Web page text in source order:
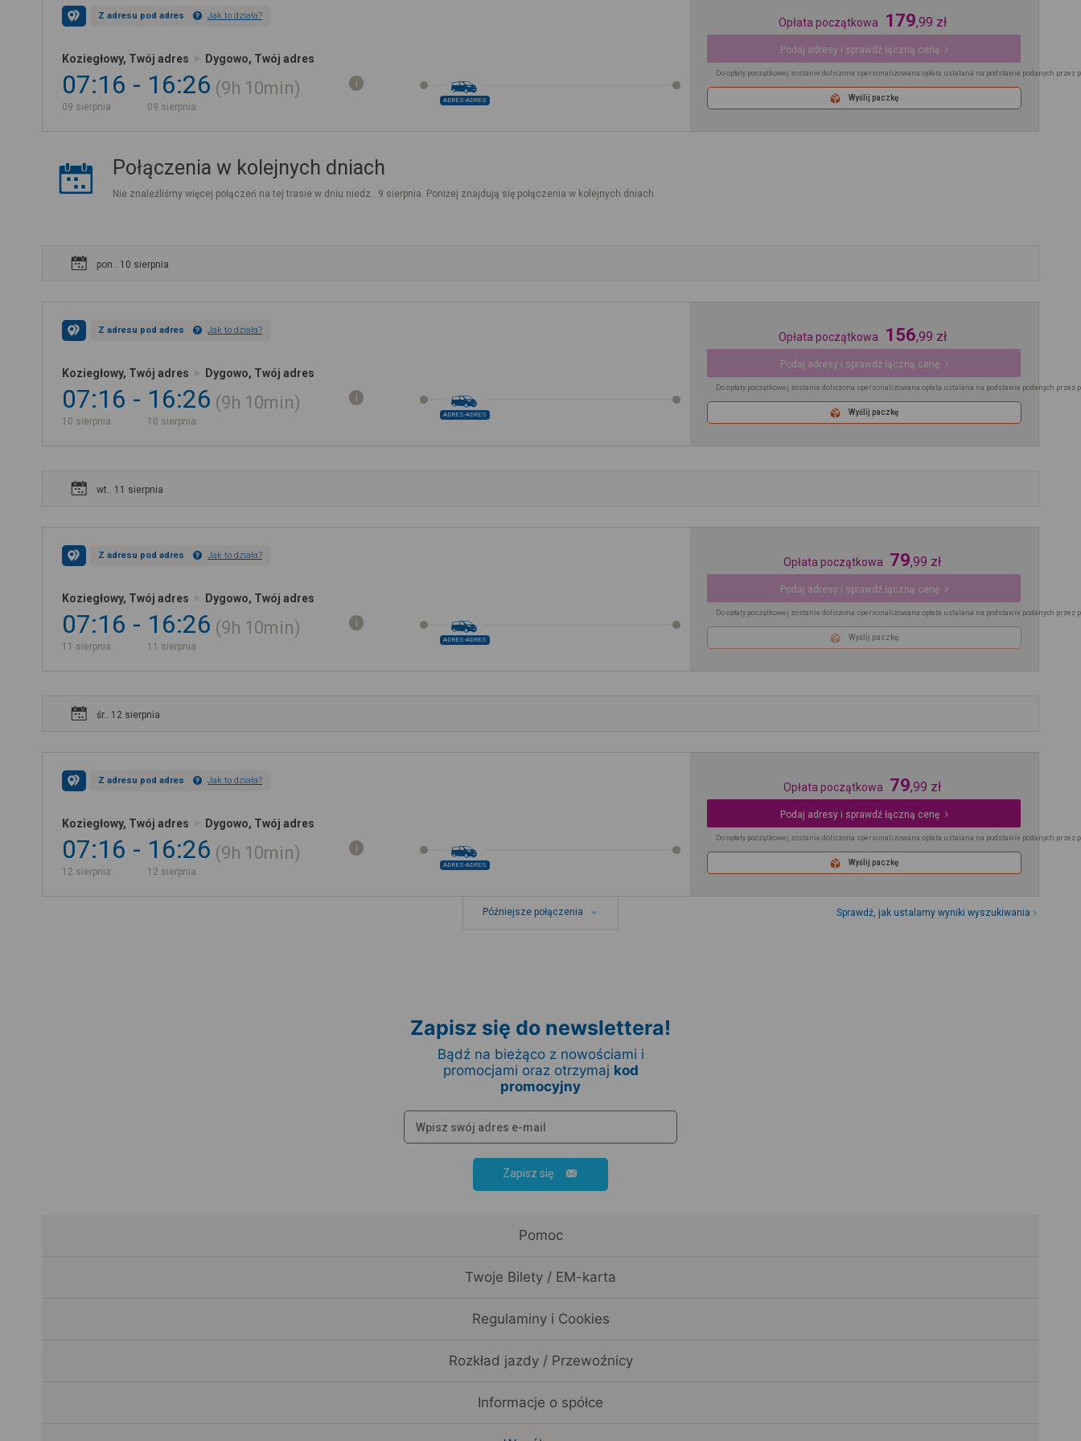
Z adresu pod adres Jak to działa?
Koziegłowy, Twój adres Dygowo, Twój adres
07:16
09 sierpnia
16:26
09 sierpnia
9h 10min
ADRES-ADRES
Opłata początkowa 179,99 zł
Podaj adresy i sprawdź łączną cenę
Do opłaty początkowej zostanie doliczona spersonalizowana opłata ustalana na podstawie podanych przez
Wyślij paczkę
Połączenia w kolejnych dniach
Nie znaleźliśmy więcej połączeń na tej trasie w dniu niedz.. 9 sierpnia. Poniżej znajdują się połączenia w kolejnych dniach
pon.. 10 sierpnia
Z adresu pod adres Jak to działa?
Koziegłowy, Twój adres Dygowo, Twój adres
07:16
10 sierpnia
16:26
10 sierpnia
9h 10min
ADRES-ADRES
Opłata początkowa 156,99 zł
Podaj adresy i sprawdź łączną cenę
Do opłaty początkowej zostanie doliczona spersonalizowana opłata ustalana na podstawie podanych przez
Wyślij paczkę
wt.. 11 sierpnia
Z adresu pod adres Jak to działa?
Koziegłowy, Twój adres Dygowo, Twój adres
07:16
11 sierpnia
16:26
11 sierpnia
9h 10min
ADRES-ADRES
Opłata początkowa 79,99 zł
Podaj adresy i sprawdź łączną cenę
Do opłaty początkowej zostanie doliczona spersonalizowana opłata ustalana na podstawie podanych przez
Wyślij paczkę
śr.. 12 sierpnia
Z adresu pod adres Jak to działa?
Koziegłowy, Twój adres Dygowo, Twój adres
07:16
12 sierpnia
16:26
12 sierpnia
9h 10min
ADRES-ADRES
Opłata początkowa 79,99 zł
Podaj adresy i sprawdź łączną cenę
Do opłaty początkowej zostanie doliczona spersonalizowana opłata ustalana na podstawie podanych przez
Wyślij paczkę
Późniejsze połączenia Sprawdź, jak ustalamy wyniki wyszukiwania
Zapisz się do newslettera!
Bądź na bieżąco z nowościami i
promocjami oraz otrzymaj kod
promocyjny
Zapisz się
Pomoc
Twoje Bilety / EM-karta
Regulaminy i Cookies
Rozkład jazdy / Przewoźnicy
Informacje o spółce